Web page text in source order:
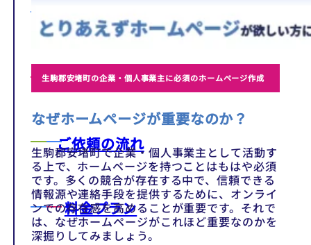
制作事例
ご依頼の流れ
料金プラン
生駒郡安堵町の企業・個人事業主に必須のホームページ作成
なぜホームページが重要なのか？
生駒郡安堵町で企業・個人事業主として活動す
る上で、ホームページを持つことはもはや必須
です。多くの競合が存在する中で、信頼できる
情報源や連絡手段を提供するために、オンライ
ンでの存在感を高めることが重要です。それで
は、なぜホームページがこれほど重要なのかを
深掘りしてみましょう。